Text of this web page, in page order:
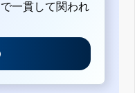
月1日-平成26年9月30日)
月1日-平成26年6月30日)
平成26年3月31日)
10月1日-平成25年12月31
一貫して関われ